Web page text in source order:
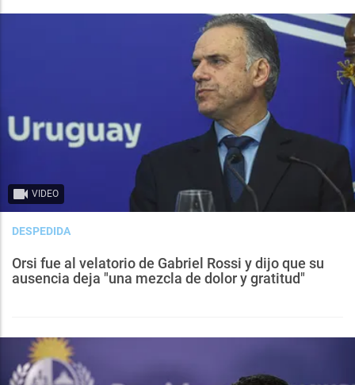
VIDEO
DESPEDIDA
Orsi fue al velatorio de Gabriel Rossi y dijo que su
ausencia deja "una mezcla de dolor y gratitud"